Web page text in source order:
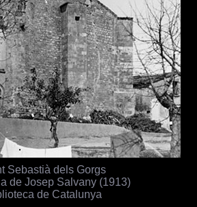
Sebastià dels Gorgs
de Josep Salvany (1913)
de Catalunya